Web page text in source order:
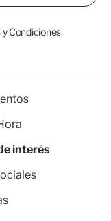
Condiciones
interés